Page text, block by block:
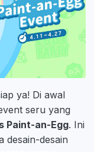
ya! Di awal
seru yang
Paint-an-Egg. Ini
desain-desain